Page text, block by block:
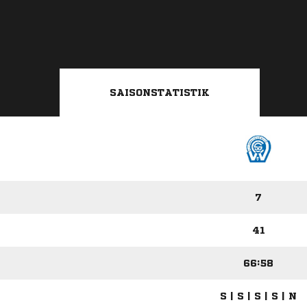
SAISONSTATISTIK
7
41
66:58
S | S | S | S | N